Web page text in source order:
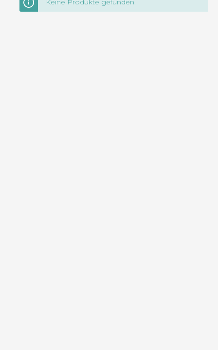
Keine Produkte gefunden.